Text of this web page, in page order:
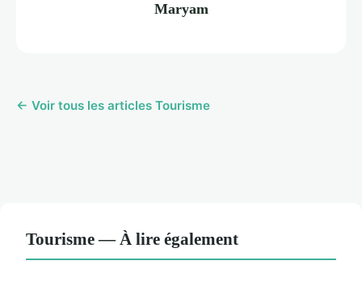
Maryam
← Voir tous les articles Tourisme
Tourisme — À lire également